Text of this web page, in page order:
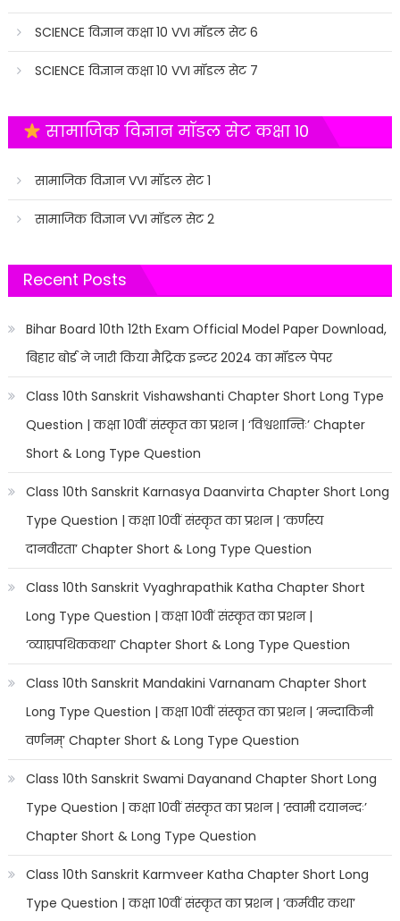
SCIENCE विज्ञान कक्षा 10 VVI मॉडल सेट 6
SCIENCE विज्ञान कक्षा 10 VVI मॉडल सेट 7
सामाजिक विज्ञान मॉडल सेट कक्षा 10
सामाजिक विज्ञान VVI मॉडल सेट 1
सामाजिक विज्ञान VVI मॉडल सेट 2
Recent Posts
Bihar Board 10th 12th Exam Official Model Paper Download,
बिहार बोर्ड ने जारी किया मैट्रिक इन्टर 2024 का मॉडल पेपर
Class 10th Sanskrit Vishawshanti Chapter Short Long Type
Question | कक्षा 10वीं संस्कृत का प्रशन | ‘विश्वशान्तिः’ Chapter
Short & Long Type Question
Class 10th Sanskrit Karnasya Daanvirta Chapter Short Long
Type Question | कक्षा 10वीं संस्कृत का प्रशन | ‘कर्णस्य
दानवीरता’ Chapter Short & Long Type Question
Class 10th Sanskrit Vyaghrapathik Katha Chapter Short
Long Type Question | कक्षा 10वीं संस्कृत का प्रशन |
‘व्याघ्रपथिककथा’ Chapter Short & Long Type Question
Class 10th Sanskrit Mandakini Varnanam Chapter Short
Long Type Question | कक्षा 10वीं संस्कृत का प्रशन | ‘मन्दाकिनी
वर्णनम्’ Chapter Short & Long Type Question
Class 10th Sanskrit Swami Dayanand Chapter Short Long
Type Question | कक्षा 10वीं संस्कृत का प्रशन | ‘स्वामी दयानन्दः’
Chapter Short & Long Type Question
Class 10th Sanskrit Karmveer Katha Chapter Short Long
Type Question | कक्षा 10वीं संस्कृत का प्रशन | ‘कर्मवीर कथा’